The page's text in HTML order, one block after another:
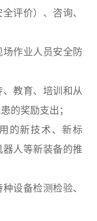
评价）、咨询、
作业人员安全防
教育、培训和从
的奖励支出；
新技术、新标
人等新装备的推
设备检测检验、